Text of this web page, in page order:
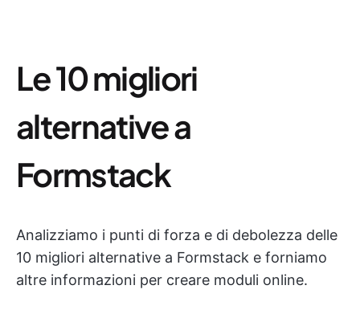
Le 10 migliori
alternative a
Formstack
Analizziamo i punti di forza e di debolezza delle
10 migliori alternative a Formstack e forniamo
altre informazioni per creare moduli online.